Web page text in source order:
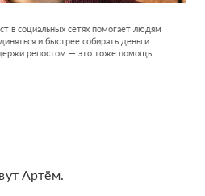
в социальных сетях помогает людям
и быстрее собирать деньги.
репостом — это тоже помощь.
Артём.